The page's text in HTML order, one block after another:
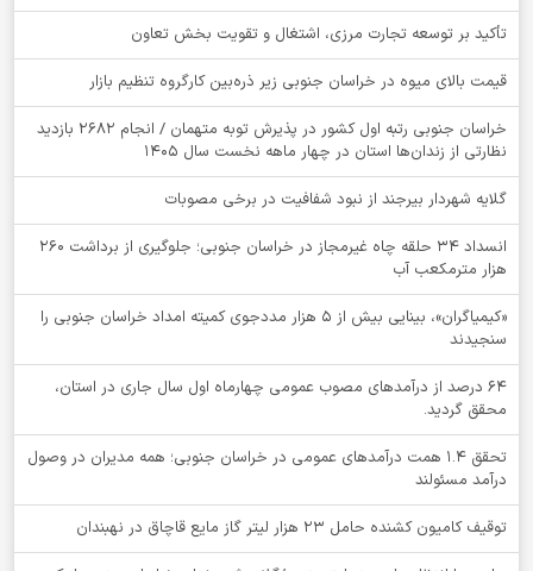
تأکید بر توسعه تجارت مرزی، اشتغال و تقویت بخش تعاون
قیمت بالای میوه در خراسان جنوبی زیر ذره‌بین کارگروه تنظیم بازار
خراسان جنوبی رتبه اول کشور در پذیرش توبه متهمان / انجام ۲۶۸۲ بازدید
نظارتی از زندان‌ها استان در چهار ماهه نخست سال 1405
گلایه شهردار بیرجند از نبود شفافیت در برخی مصوبات
انسداد ۳۴ حلقه چاه غیرمجاز در خراسان جنوبی؛ جلوگیری از برداشت ۲۶۰
هزار مترمکعب آب
«کیمیاگران»، بینایی بیش از ۵ هزار مددجوی کمیته امداد خراسان جنوبی را
سنجیدند
64 درصد از درآمدهای مصوب عمومی چهارماه اول سال جاری در استان،
محقق گردید.
تحقق ۱.۴ همت درآمدهای عمومی در خراسان جنوبی؛ همه مدیران در وصول
درآمد مسئولند
توقيف کامیون کشنده حامل 23 هزار لیتر گاز مایع قاچاق در نهبندان